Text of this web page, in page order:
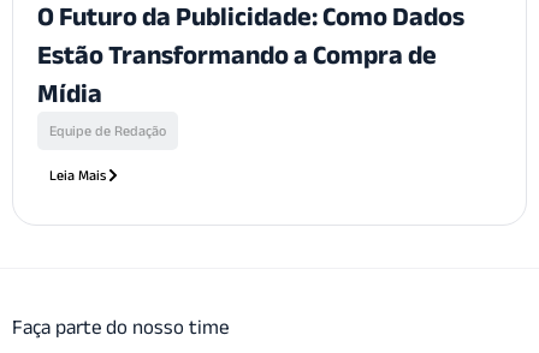
O Futuro da Publicidade: Como Dados
Estão Transformando a Compra de
Mídia
Equipe de Redação
Leia Mais
Faça parte do nosso time